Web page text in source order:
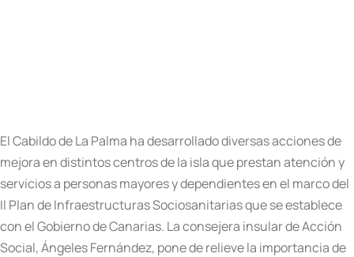
El Cabildo de La Palma ha desarrollado diversas acciones de
mejora en distintos centros de la isla que prestan atención y
servicios a personas mayores y dependientes en el marco del
II Plan de Infraestructuras Sociosanitarias que se establece
con el Gobierno de Canarias. La consejera insular de Acción
Social, Ángeles Fernández, pone de relieve la importancia de